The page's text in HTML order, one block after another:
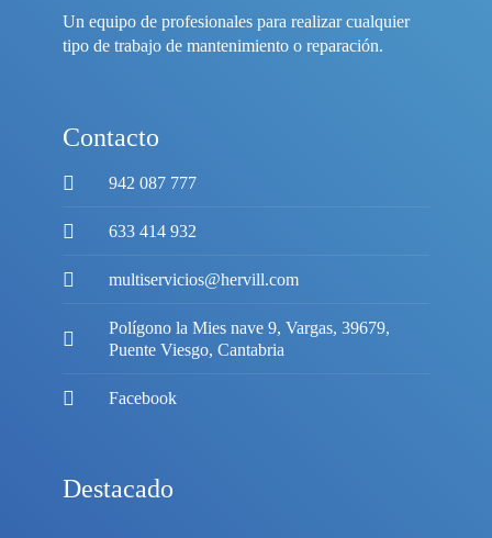
Un equipo de profesionales para realizar cualquier
tipo de trabajo de mantenimiento o reparación.
Contacto
942 087 777
633 414 932
multiservicios@hervill.com
Polígono la Mies nave 9, Vargas, 39679,
Puente Viesgo, Cantabria
Facebook
Destacado